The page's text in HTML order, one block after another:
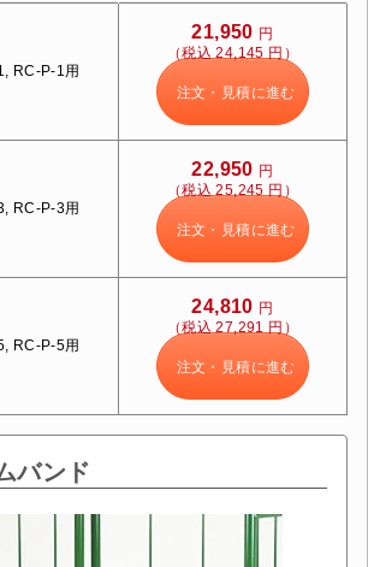
RC-P-1用
21,950 円
（税込 24,145 円）
注文・見積に進む
RC-P-3用
22,950 円
（税込 25,245 円）
注文・見積に進む
RC-P-5用
24,810 円
（税込 27,291 円）
注文・見積に進む
バンド